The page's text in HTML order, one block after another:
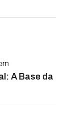
A Base da